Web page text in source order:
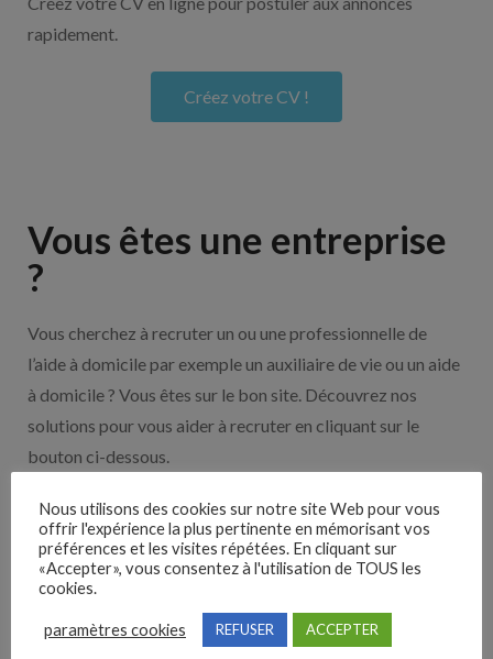
rapidement.
Créez votre CV !
Vous êtes une entreprise
?
Vous cherchez à recruter un ou une professionnelle de
l’aide à domicile par exemple un auxiliaire de vie ou un aide
à domicile ? Vous êtes sur le bon site. Découvrez nos
solutions pour vous aider à recruter en cliquant sur le
bouton ci-dessous.
Nos solutions entreprises
Découvrez nos partenaires ! Moteurs de recherches,
multidiffuseurs, sites payant… nombreux sont nos
Nous utilisons des cookies sur notre site Web pour vous
offrir l'expérience la plus pertinente en mémorisant vos
préférences et les visites répétées. En cliquant sur
«Accepter», vous consentez à l'utilisation de TOUS les
cookies.
paramètres cookies REFUSER ACCEPTER